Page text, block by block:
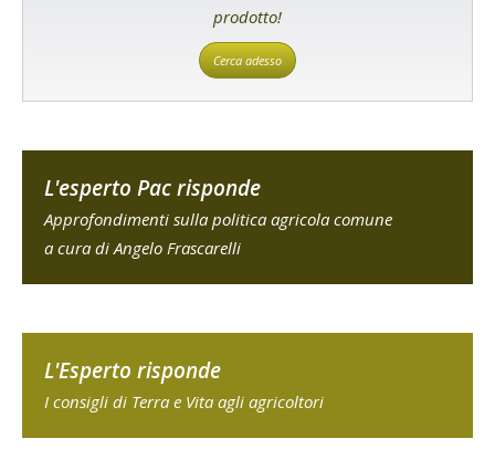
prodotto!
Cerca adesso
L'esperto Pac risponde
Approfondimenti sulla politica agricola comune
a cura di Angelo Frascarelli
L'Esperto risponde
I consigli di Terra e Vita agli agricoltori